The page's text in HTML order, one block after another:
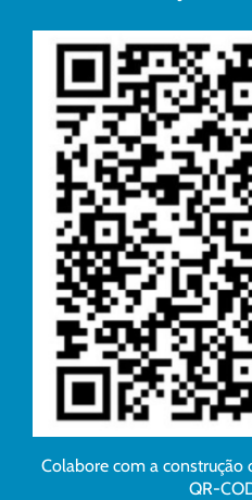
Colabore com a construção
QR-